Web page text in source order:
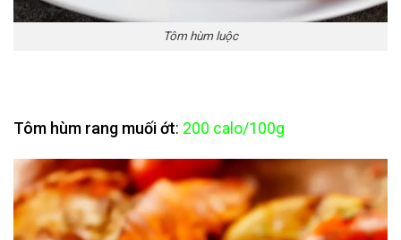
Tôm hùm luộc
Tôm hùm rang muối ớt: 200 calo/100g